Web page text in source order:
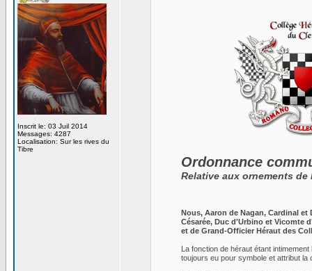
Inscrit le: 03 Juil 2014
Messages: 4287
Localisation: Sur les rives du
Tibre
Ordonnance
Relative aux ornements
Nous, Aaron de Nagan, Cardinal
Césarée, Duc d'Urbino et Vicomte
et de Grand-Officier Héraut des
La fonction de héraut étant
toujours eu pour symbole et attribut la